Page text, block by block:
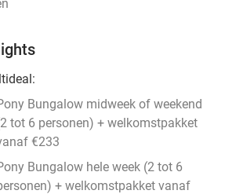
Bungalow midweek of weekend
tot 6 personen) + welkomstpakket
€233
Bungalow hele week (2 tot 6
+ welkomstpakket vanaf